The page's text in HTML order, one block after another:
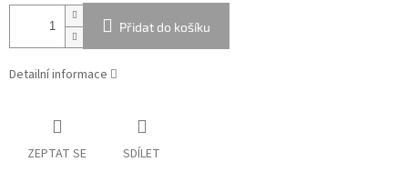
Přidat do košíku
Detailní informace
ZEPTAT SE SDÍLET